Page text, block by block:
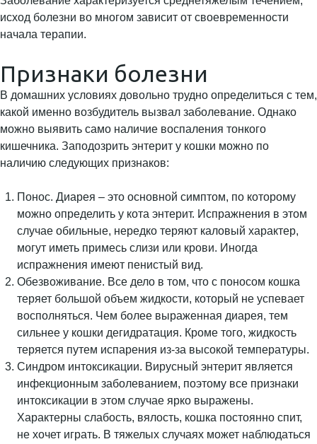
исход болезни во многом зависит от своевременности
начала терапии.
Признаки болезни
В домашних условиях довольно трудно определиться с тем,
какой именно возбудитель вызвал заболевание. Однако
можно выявить само наличие воспаления тонкого
кишечника. Заподозрить энтерит у кошки можно по
наличию следующих признаков:
Понос. Диарея – это основной симптом, по которому
можно определить у кота энтерит. Испражнения в этом
случае обильные, нередко теряют каловый характер,
могут иметь примесь слизи или крови. Иногда
испражнения имеют пенистый вид.
Обезвоживание. Все дело в том, что с поносом кошка
теряет большой объем жидкости, который не успевает
восполняться. Чем более выраженная диарея, тем
сильнее у кошки дегидратация. Кроме того, жидкость
теряется путем испарения из-за высокой температуры.
Синдром интоксикации. Вирусный энтерит является
инфекционным заболеванием, поэтому все признаки
интоксикации в этом случае ярко выражены.
Характерны слабость, вялость, кошка постоянно спит,
не хочет играть. В тяжелых случаях может наблюдаться